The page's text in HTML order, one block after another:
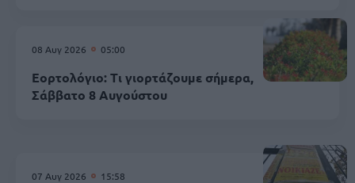
08 Αυγ 2026 05:00
Εορτολόγιο: Τι γιορτάζουμε σήμερα,
Σάββατο 8 Αυγούστου
07 Αυγ 2026 15:58